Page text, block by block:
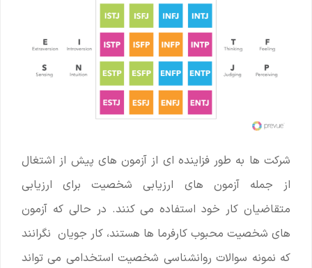
شرکت ها به طور فزاینده ای از آزمون های پیش از اشتغال
از جمله آزمون های ارزیابی شخصیت برای ارزیابی
متقاضیان کار خود استفاده می کنند. در حالی که آزمون
های شخصیت محبوب کارفرما ها هستند، کار جویان نگرانند
که نمونه سوالات روانشناسی شخصیت استخدامی می تواند